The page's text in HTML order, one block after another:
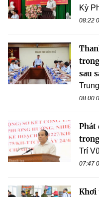
Kỳ
08:22
sau
08:00
Phát
Trí Vũ
07:47
Khơi